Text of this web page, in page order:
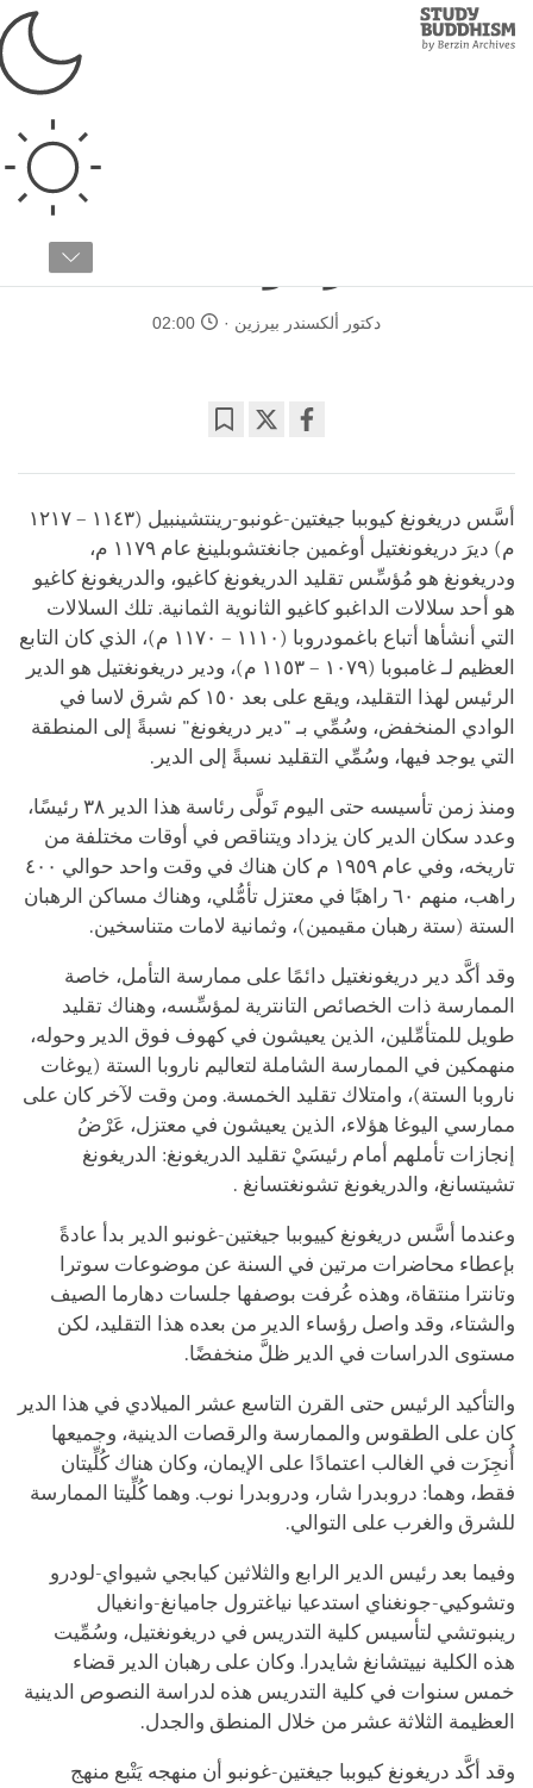
Study
Buddhism
دكتور ألكسندر بيرزين 02:00
on
facebook
أسَّس دريغونغ كيوببا جيغتين-غونبو-رينتشينبيل (١١٤٣ – ١٢١٧
م) ديرَ دريغونغتيل أوغمين جانغتشوبلينغ عام ١١٧٩ م،
ودريغونغ هو مُؤسِّس تقليد الدريغونغ كاغيو، والدريغونغ كاغيو
هو أحد سلالات الداغبو كاغيو الثانوية الثمانية. تلك السلالات
التي أنشأها أتباع باغمودروبا (١١١٠ – ١١٧٠ م)، الذي كان التابع
العظيم لـ غامبوبا (١٠٧٩ – ١١٥٣ م)، ودير دريغونغتيل هو الدير
الرئيس لهذا التقليد، ويقع على بعد ١٥٠ كم شرق لاسا في
الوادي المنخفض، وسُمِّي بـ "دير دريغونغ" نسبةً إلى المنطقة
التي يوجد فيها، وسُمِّي التقليد نسبةً إلى الدير.
ومنذ زمن تأسيسه حتى اليوم تَولَّى رئاسة هذا الدير ٣٨ رئيسًا،
وعدد سكان الدير كان يزداد ويتناقص في أوقات مختلفة من
تاريخه، وفي عام ١٩٥٩ م كان هناك في وقت واحد حوالي ٤٠٠
راهب، منهم ٦٠ راهبًا في معتزل تأمُّلي، وهناك مساكن الرهبان
الستة (ستة رهبان مقيمين)، وثمانية لامات متناسخين.
وقد أكَّد دير دريغونغتيل دائمًا على ممارسة التأمل، خاصة
الممارسة ذات الخصائص التانترية لمؤسِّسه، وهناك تقليد
طويل للمتأمِّلين، الذين يعيشون في كهوف فوق الدير وحوله،
منهمكين في الممارسة الشاملة لتعاليم ناروبا الستة (يوغات
ناروبا الستة)، وامتلاك تقليد الخمسة. ومن وقت لآخر كان على
ممارسي اليوغا هؤلاء، الذين يعيشون في معتزل، عَرْضُ
إنجازات تأملهم أمام رئيسَيْ تقليد الدريغونغ: الدريغونغ
تشيتسانغ، والدريغونغ تشونغتسانغ .
وعندما أسَّس دريغونغ كييوببا جيغتين-غونبو الدير بدأ عادةً
بإعطاء محاضرات مرتين في السنة عن موضوعات سوترا
وتانترا منتقاة، وهذه عُرفت بوصفها جلسات دهارما الصيف
والشتاء، وقد واصل رؤساء الدير من بعده هذا التقليد، لكن
مستوى الدراسات في الدير ظلَّ منخفضًا.
والتأكيد الرئيس حتى القرن التاسع عشر الميلادي في هذا الدير
كان على الطقوس والممارسة والرقصات الدينية، وجميعها
أُنجِزَت في الغالب اعتمادًا على الإيمان، وكان هناك كُلِّيتان
فقط، وهما: دروبدرا شار، ودروبدرا نوب. وهما كُلِّيتا الممارسة
للشرق والغرب على التوالي.
وفيما بعد رئيس الدير الرابع والثلاثين كيابجي شيواي-لودرو
وتشوكيي-جونغناي استدعيا نياغترول جاميانغ-وانغيال
رينبوتشي لتأسيس كلية التدريس في دريغونغتيل، وسُمِّيت
هذه الكلية نييتشانغ شايدرا. وكان على رهبان الدير قضاء
خمس سنوات في كلية التدريس هذه لدراسة النصوص الدينية
العظيمة الثلاثة عشر من خلال المنطق والجدل.
وقد أكَّد دريغونغ كيوببا جيغتين-غونبو أن منهجه يَتْبع منهج